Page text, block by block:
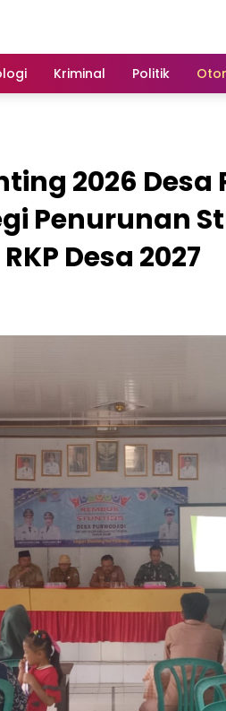
Kriminal Politik
2026 Desa
Penurunan
Desa 2027